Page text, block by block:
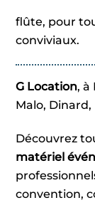
flûte, pour
conviviaux.
G Location, à
Malo,
Découvrez
matériel
convention,